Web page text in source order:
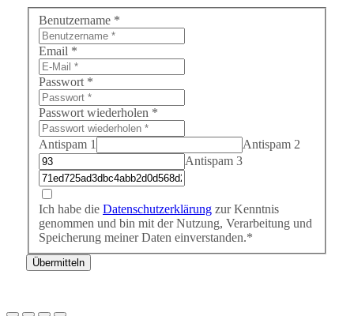
Benutzername *
Email *
Passwort *
Passwort wiederholen *
Antispam 1
Antispam 2
Antispam 3
Ich habe die Datenschutzerklärung zur Kenntnis
genommen und bin mit der Nutzung, Verarbeitung und
Speicherung meiner Daten einverstanden.*
Übermitteln